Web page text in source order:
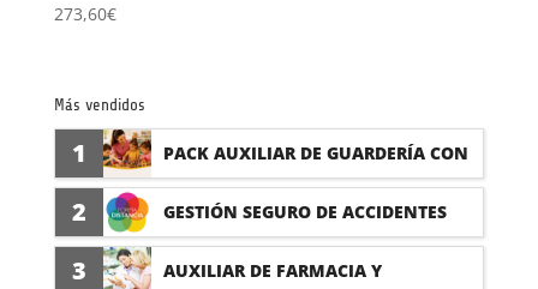
273,60€
Más vendidos
1 PACK AUXILIAR DE GUARDERÍA CON
PRÁCTICAS
2 GESTIÓN SEGURO DE ACCIDENTES
(PRÁCTICAS FORMATIVAS)
3 AUXILIAR DE FARMACIA Y